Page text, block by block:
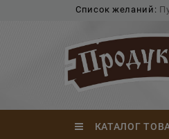
Список желаний:
КАТАЛОГ